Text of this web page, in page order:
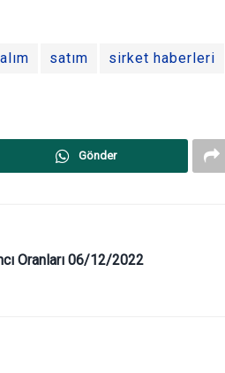
alım satım sirket haberleri
Gönder
Oranları 06/12/2022